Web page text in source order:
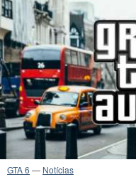
GTA 6 — Notícias